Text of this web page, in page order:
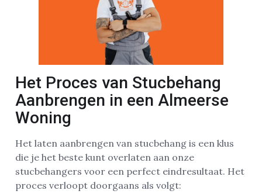
Het Proces van Stucbehang
Aanbrengen in een Almeerse
Woning
Het laten aanbrengen van stucbehang is een klus
die je het beste kunt overlaten aan onze
stucbehangers voor een perfect eindresultaat. Het
proces verloopt doorgaans als volgt: